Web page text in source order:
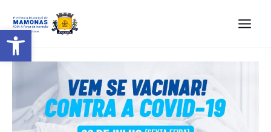
Barra de Ferramentas Aberta